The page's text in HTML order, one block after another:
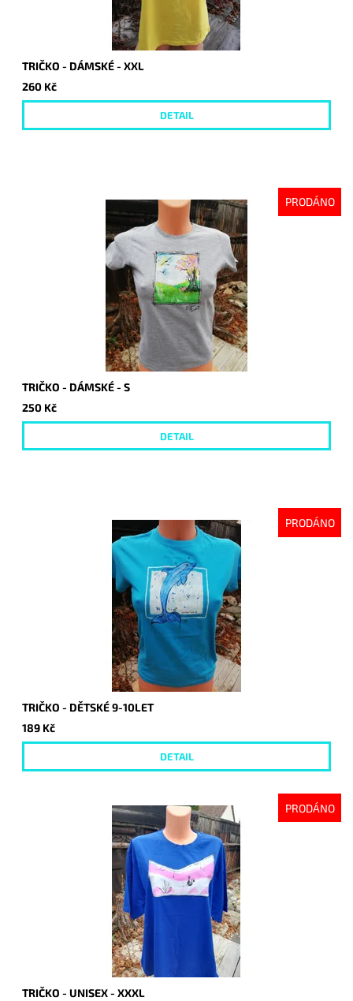
TRIČKO - DÁMSKÉ - XXL
260 Kč
DETAIL
PRODÁNO
TRIČKO - DÁMSKÉ - S
250 Kč
DETAIL
PRODÁNO
TRIČKO - DĚTSKÉ 9-10LET
189 Kč
DETAIL
PRODÁNO
TRIČKO - UNISEX - XXXL